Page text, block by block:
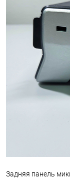
Задняя панель